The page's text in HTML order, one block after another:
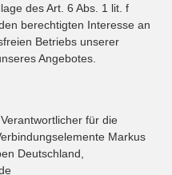
des Art. 6 Abs. 1 lit. f
berechtigten Interesse an
Betriebs unserer
Angebotes.
für die
Markus
Deutschland,